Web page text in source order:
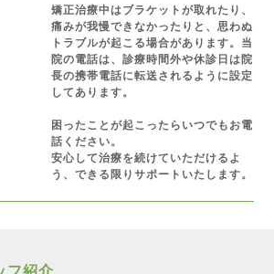
矯正治療中はブラケットが取れたり、
痛みが我慢できなかったりと、思わぬ
トラブルが起こる場合があります。当
院の電話は、診療時間外や休診日は院
長の携帯電話に転送されるように設定
してあります。
困ったことが起こったらいつでもお電
話ください。
安心して治療を続けていただけるよ
う、できる限りサポートいたします。